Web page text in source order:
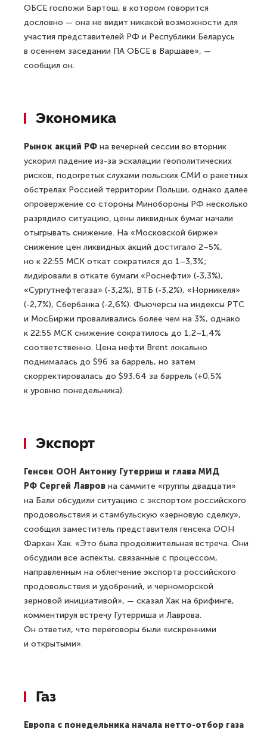
ОБСЕ госпожи Бартош, в котором говорится
дословно — она не видит никакой возможности для
участия представителей РФ и Республики Беларусь
в осеннем заседании ПА ОБСЕ в Варшаве», —
сообщил он.
Экономика
Рынок акций РФ на вечерней сессии во вторник
ускорил падение из-за эскалации геополитических
рисков, подогретых слухами польских СМИ о ракетных
обстрелах Россией территории Польши, однако далее
опровержение со стороны Минобороны РФ несколько
разрядило ситуацию, цены ликвидных бумаг начали
отыгрывать снижение. На «Московской бирже»
снижение цен ликвидных акций достигало 2–5%,
но к 22:55 МСК откат сократился до 1–3,3%;
лидировали в откате бумаги «Роснефти» (-3,3%),
«Сургутнефтегаза» (-3,2%), ВТБ (-3,2%), «Норникеля»
(-2,7%), Сбербанка (-2,6%). Фьючерсы на индексы РТС
и МосБиржи проваливались более чем на 3%, однако
к 22:55 МСК снижение сократилось до 1,2–1,4%
соответственно. Цена нефти Brent локально
поднималась до $96 за баррель, но затем
скорректировалась до $93,64 за баррель (+0,5%
к уровню понедельника).
Экспорт
Генсек ООН Антониу Гутерриш и глава МИД
РФ Сергей Лавров на саммите «группы двадцати»
на Бали обсудили ситуацию с экспортом российского
продовольствия и стамбульскую «зерновую сделку»,
сообщил заместитель представителя генсека ООН
Фархан Хак. «Это была продолжительная встреча. Они
обсудили все аспекты, связанные с процессом,
направленным на облегчение экспорта российского
продовольствия и удобрений, и черноморской
зерновой инициативой», — сказал Хак на брифинге,
комментируя встречу Гутерриша и Лаврова.
Он ответил, что переговоры были «искренними
и открытыми».
Газ
Европа с понедельника начала нетто-отбор газа